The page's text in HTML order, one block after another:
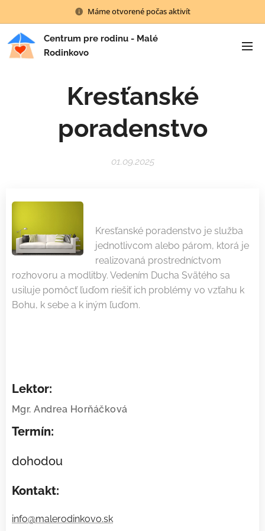
Máme otvorené počas aktivít
Centrum pre rodinu - Malé
Rodinkovo
Kresťanské
poradenstvo
01.09.2025
Kresťanské poradenstvo je služba
jednotlivcom alebo párom, ktorá je
realizovaná prostredníctvom
rozhovoru a modlitby. Vedením Ducha Svätého sa
usiluje pomôcť ľuďom riešiť ich problémy vo vzťahu k
Bohu, k sebe a k iným ľuďom.
Lektor:
Mgr. Andrea Horňáčková
Termín:
dohodou
Kontakt:
info@malerodinkovo.sk